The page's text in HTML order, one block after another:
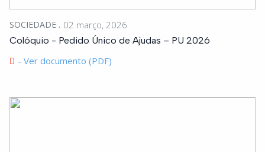
SOCIEDADE 02 março, 2026
Colóquio - Pedido Único de Ajudas – PU 2026
- Ver documento (PDF)